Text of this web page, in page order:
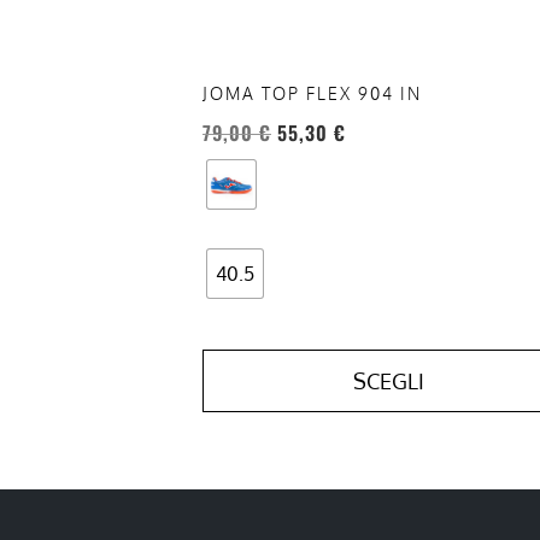
JOMA TOP FLEX 904 IN
79,00€ 55,30 €
40.5
SCEGLI
del
prodotto